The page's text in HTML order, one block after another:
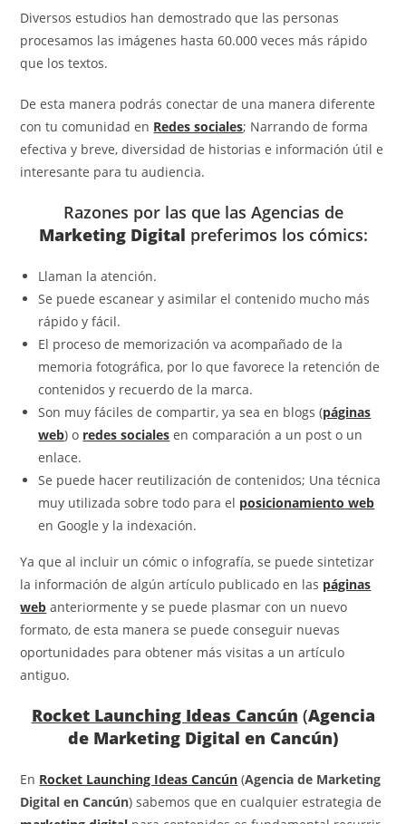
Diversos estudios han demostrado que las personas
procesamos las imágenes hasta 60.000 veces más rápido
que los textos.
De esta manera podrás conectar de una manera diferente
con tu comunidad en Redes sociales; Narrando de forma
efectiva y breve, diversidad de historias e información útil e
interesante para tu audiencia.
Razones por las que las Agencias de
Marketing Digital preferimos los cómics:
Llaman la atención.
Se puede escanear y asimilar el contenido mucho más
rápido y fácil.
El proceso de memorización va acompañado de la
memoria fotográfica, por lo que favorece la retención de
contenidos y recuerdo de la marca.
Son muy fáciles de compartir, ya sea en blogs (páginas
web) o redes sociales en comparación a un post o un
enlace.
Se puede hacer reutilización de contenidos; Una técnica
muy utilizada sobre todo para el posicionamiento web
en Google y la indexación.
Ya que al incluir un cómic o infografía, se puede sintetizar
la información de algún artículo publicado en las páginas
web anteriormente y se puede plasmar con un nuevo
formato, de esta manera se puede conseguir nuevas
oportunidades para obtener más visitas a un artículo
antiguo.
Rocket Launching Ideas Cancún (Agencia
de Marketing Digital en Cancún)
En Rocket Launching Ideas Cancún (Agencia de Marketing
Digital en Cancún) sabemos que en cualquier estrategia de